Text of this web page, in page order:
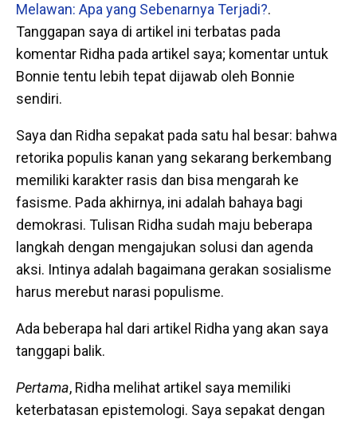
Melawan: Apa yang Sebenarnya Terjadi?.
Tanggapan saya di artikel ini terbatas pada
komentar Ridha pada artikel saya; komentar untuk
Bonnie tentu lebih tepat dijawab oleh Bonnie
sendiri.
Saya dan Ridha sepakat pada satu hal besar: bahwa
retorika populis kanan yang sekarang berkembang
memiliki karakter rasis dan bisa mengarah ke
fasisme. Pada akhirnya, ini adalah bahaya bagi
demokrasi. Tulisan Ridha sudah maju beberapa
langkah dengan mengajukan solusi dan agenda
aksi. Intinya adalah bagaimana gerakan sosialisme
harus merebut narasi populisme.
Ada beberapa hal dari artikel Ridha yang akan saya
tanggapi balik.
Pertama, Ridha melihat artikel saya memiliki
keterbatasan epistemologi. Saya sepakat dengan